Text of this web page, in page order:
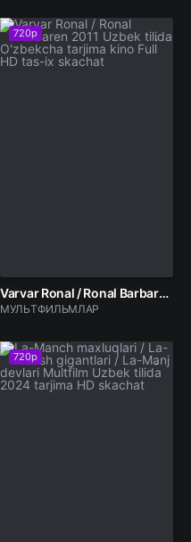
720p
Varvar Ronal / Ronal Barbaren 2011 Uzbek tilida O'zbekcha tarjima kino Full HD tas-ix skachat
МУЛЬТФИЛЬМЛАР
720p